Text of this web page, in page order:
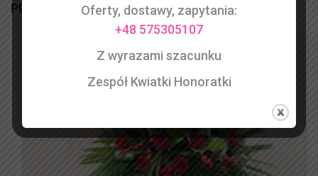
PRODUKTAMIOferty, dostawy, zapytania:
+48 575305107
Z wyrazami szacunku
Zespół Kwiatki Honoratki